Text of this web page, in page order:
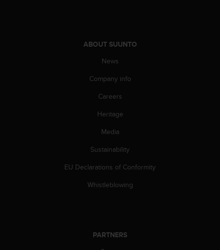
ABOUT SUUNTO
News
Company info
Careers
Heritage
Media
Sustainability
EU Declarations of Conformity
Whistleblowing
PARTNERS